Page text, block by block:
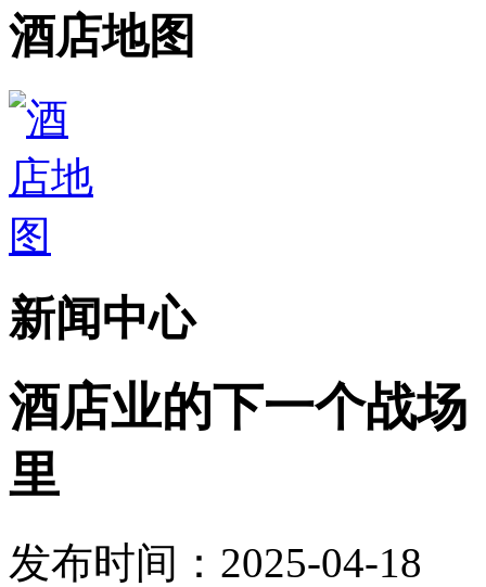
酒店地图
新闻中心
酒店业的下一个战
里
发布时间：2025-04-18